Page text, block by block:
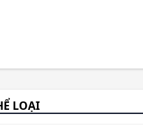
LOẠI